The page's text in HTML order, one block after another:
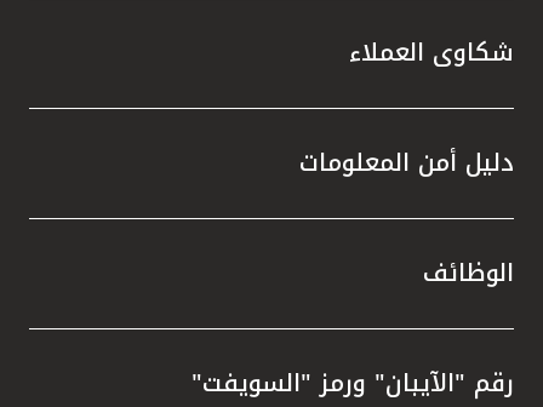
شكاوى العملاء
دليل أمن المعلومات
الوظائف
رقم "الآيبان" ورمز "السويفت"